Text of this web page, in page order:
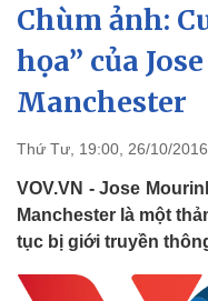
Chính trị
Tổ chức nhân sự
Quốc hội
Chùm ảnh:
họa” của
Manchester
Thứ Tư, 19:00, 26/10/2016
VOV.VN - Jose
Manchester là một
tục bị giới truyền